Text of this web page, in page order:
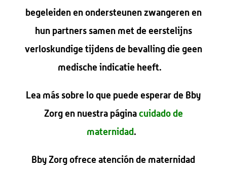
begeleiden en ondersteunen zwangeren en
hun partners samen met de eerstelijns
verloskundige tijdens de bevalling die geen
medische indicatie heeft.
Lea más sobre lo que puede esperar de Bby
Zorg en nuestra página cuidado de
maternidad.
Bby Zorg ofrece atención de maternidad